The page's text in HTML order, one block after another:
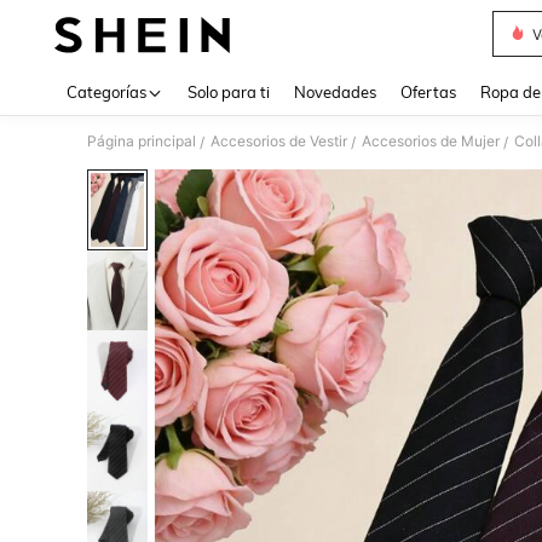
Categorías Solo para ti Novedades Ofertas Ropa
Página principal / Accesorios de Vestir / Accesorios de Mujer /